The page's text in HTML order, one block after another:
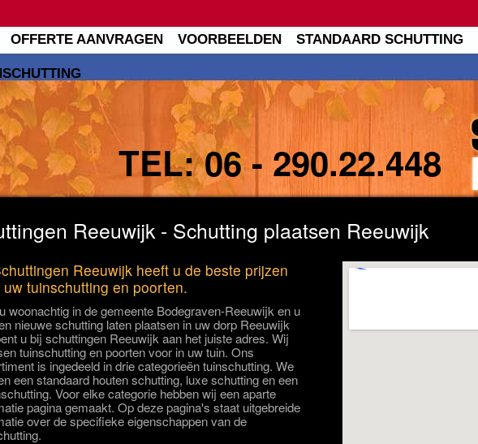
OFFERTE AANVRAGEN VOORBEELDEN STANDAARD SCHUTTING
TEL:06 - 290.22.448
Reeuwijk - Schutting plaatsen Reeuwijk
Reeuwijk heeft u de beste prijzen
tuinschutting en poorten.
woonachtig in de gemeente Bodegraven-Reeuwijk en u
nieuwe schutting laten plaatsen in uw dorp Reeuwijk
u bij schuttingen Reeuwijk aan het juiste adres. Wij
tuinschutting en poorten voor in uw tuin. Ons
is ingedeeld in drie categorieën tuinschutting. We
een standaard houten schutting, luxe schutting en een
Voor elke categorie hebben wij een aparte
pagina gemaakt. Op deze pagina's staat uitgebreide
over de specifieke eigenschappen van de